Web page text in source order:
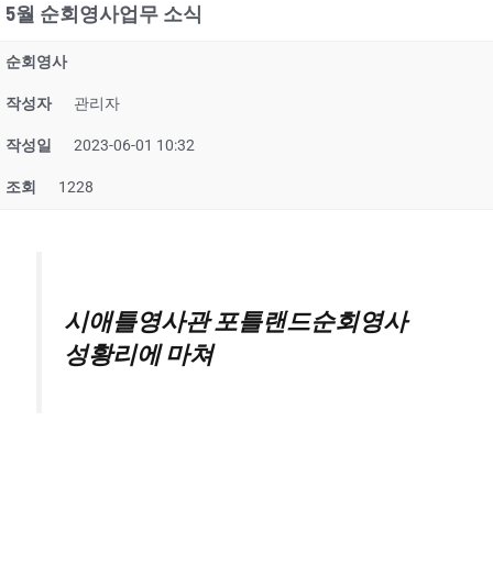
5월 순회영사업무 소식
순회영사
작성자 관리자
작성일 2023-06-01 10:32
조회 1228
시애틀영사관 포틀랜드순회영사
성황리에 마쳐